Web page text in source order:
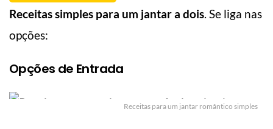
Receitas simples para um jantar a dois. Se liga nas
opções:
Opções de Entrada
Receitas para um jantar romântico simples